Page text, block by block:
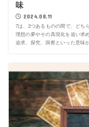
味
2024.08.11
7は、2つあるものの間で、どち
理想の夢やその具現化を追い求
追求、探究、洞察といった意味